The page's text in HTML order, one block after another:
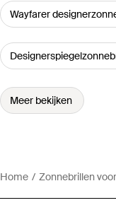
Wayfarer
Meer bekijken
Home Zonnebrillen